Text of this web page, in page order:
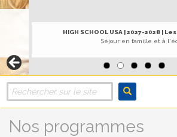
HIGH SCHOOL USA | 2027-2028 | Les
Séjour en famille et à l'école
LE
Nos programmes